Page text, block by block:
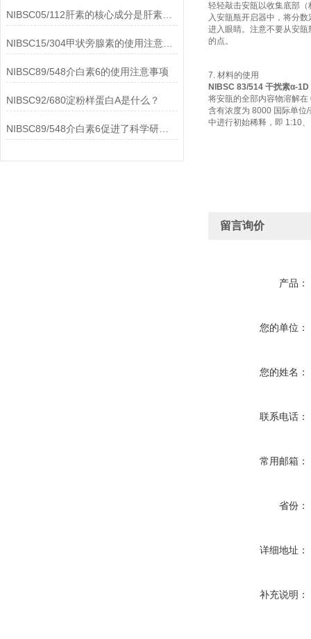
NIBSC05/112肝素的核心成分是肝素钠(Heparin Sodium)
NIBSC15/304甲状旁腺素的使用注意事项
NIBSC89/548介白素6的使用注意事项
NIBSC92/680淀粉样蛋白A是什么？
NIBSC89/548介白素6促进了科学研究的进步
轻轻敲击安瓿以收集底部
入安瓿瓶开启器中，将分
进入眼睛。注意不要从安
的点。
7. 材料的使用
NIBSC 83/514 干扰素α-1D
将安瓿的全部内容物溶解
含有浓度为 8000 国际单位
中进行初始稀释，即 1:10
留言询价
产品：
您的单位：
您的姓名：
联系电话：
常用邮箱：
省份：
详细地址：
补充说明：